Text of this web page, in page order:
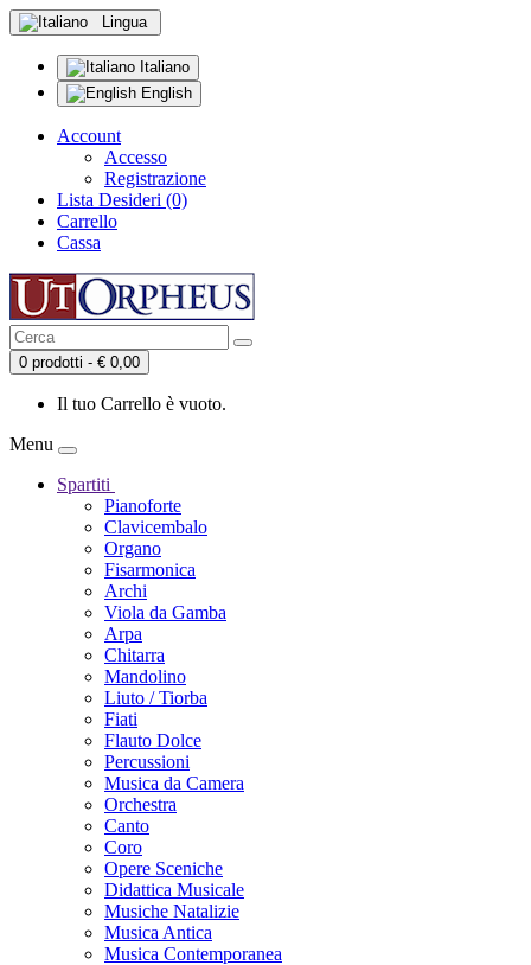
Lingua
Italiano
English
Account
Accesso
Registrazione
Lista Desideri (0)
Carrello
Cassa
0 prodotti - € 0,00
Il tuo Carrello è vuoto.
Menu
Spartiti
Pianoforte
Clavicembalo
Organo
Fisarmonica
Archi
Viola da Gamba
Arpa
Chitarra
Mandolino
Liuto / Tiorba
Fiati
Flauto Dolce
Percussioni
Musica da Camera
Orchestra
Canto
Coro
Opere Sceniche
Didattica Musicale
Musiche Natalizie
Musica Antica
Musica Contemporanea